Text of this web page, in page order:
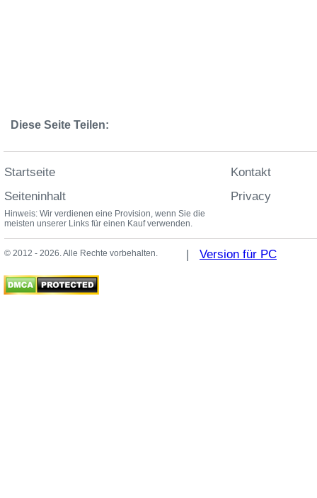
Diese Seite Teilen:
Startseite
Seiteninhalt
Kontakt
Privacy
Hinweis: Wir verdienen eine Provision, wenn Sie die
meisten unserer Links für einen Kauf verwenden.
© 2012 - 2026. Alle Rechte vorbehalten. | Version für PC